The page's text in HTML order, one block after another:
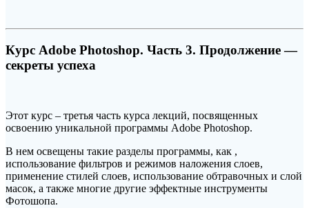
Курс Adobe Photoshop. Часть 3. Продолжение —
секреты успеха
Этот курс – третья часть курса лекций, посвященных
освоению уникальной программы Adobe Photoshop.
В нем освещены такие разделы программы, как ,
использование фильтров и режимов наложения слоев,
применение стилей слоев, использование обтравочных и слой
масок, а также многие другие эффектные инструменты
Фотошопа.